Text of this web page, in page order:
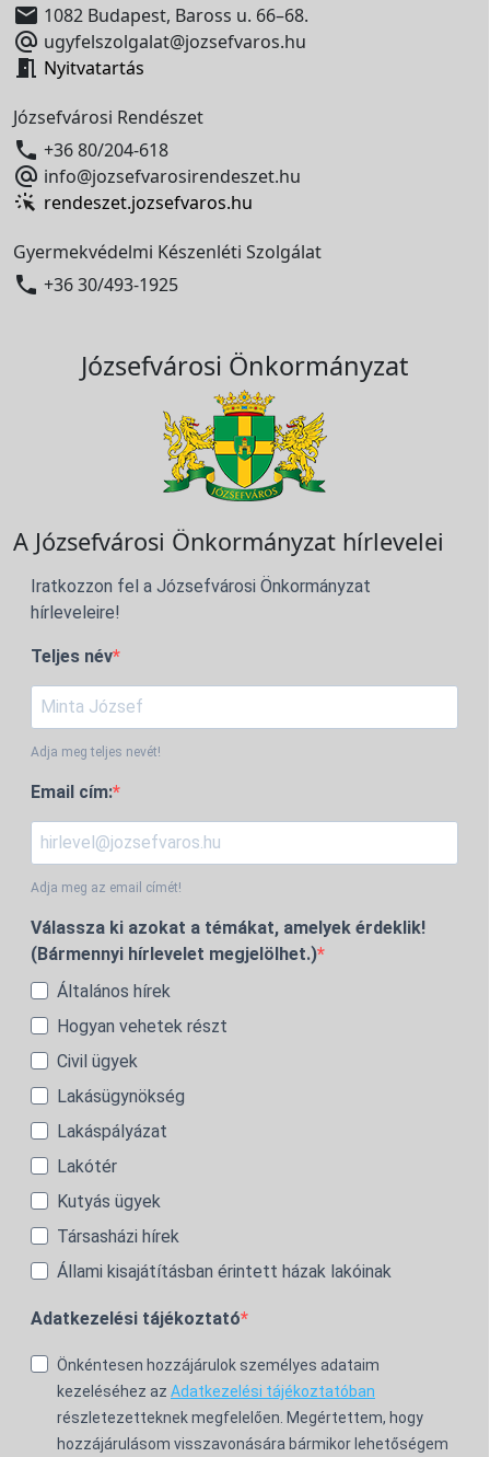
 1082 Budapest, Baross u. 66–68.
 ugyfelszolgalat@jozsefvaros.hu
 Nyitvatartás
Józsefvárosi Rendészet
 +36 80/204-618
 info@jozsefvarosirendeszet.hu
rendeszet.jozsefvaros.hu
Gyermekvédelmi Készenléti Szolgálat
 +36 30/493-1925
Józsefvárosi Önkormányzat
A Józsefvárosi Önkormányzat hírlevelei
Iratkozzon fel a Józsefvárosi Önkormányzat
hírleveleire!
Teljes név
Adja meg teljes nevét!
Email cím:
Adja meg az email címét!
Válassza ki azokat a témákat, amelyek érdeklik!
(Bármennyi hírlevelet megjelölhet.)
Általános hírek
Hogyan vehetek részt
Civil ügyek
Lakásügynökség
Lakáspályázat
Lakótér
Kutyás ügyek
Társasházi hírek
Állami kisajátításban érintett házak lakóinak
Adatkezelési tájékoztató
Önkéntesen hozzájárulok személyes adataim
kezeléséhez az Adatkezelési tájékoztatóban
részletezetteknek megfelelően. Megértettem, hogy
hozzájárulásom visszavonására bármikor lehetőségem